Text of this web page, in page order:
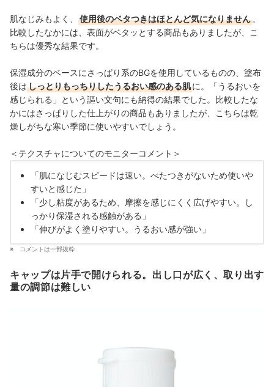
肌なじみもよく、 使用後のベタつきはほとんど気になりません 。
比較したなかには、表面がベタッとする商品もありましたが、こ
ちらは優秀な結果です。
保湿成分のベースにさっぱり系のBGを使用しているものの、塗布
後はしっとりもっちりしたうるおい感のある肌に。「うるおいを
感じられる」という謳い文句にも納得の結果でした。比較したな
かにはさっぱりした仕上がりの商品もありましたが、こちらは乾
燥しがちな寒い季節に使いやすいでしょう。
＜テクスチャについてのモニターコメント＞
「肌になじむスピードは速い。べたつきがないため使いや
すいと感じた」
「少し粘度があるため、摩擦を感じにくく広げやすい。し
っかり保湿される感触がある」
「伸びがよく塗りやすい。うるおい感が強い」
コメントは一部抜粋
キャップは片手で開けられる。出し口が広く、取り出す
量の調節は難しい